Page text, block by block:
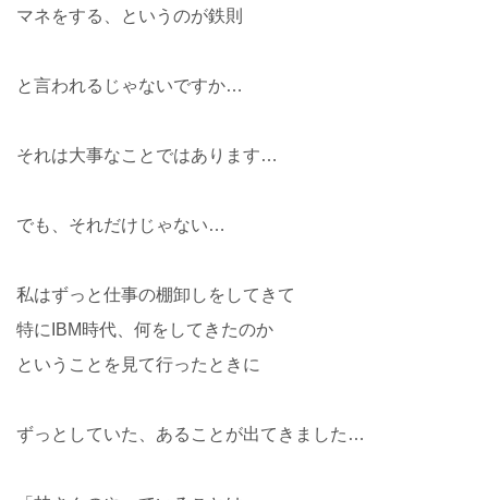
マネをする、というのが鉄則
と言われるじゃないですか…
それは大事なことではあります…
でも、それだけじゃない…
私はずっと仕事の棚卸しをしてきて
特にIBM時代、何をしてきたのか
ということを見て行ったときに
ずっとしていた、あることが出てきました…